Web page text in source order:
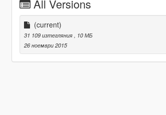
All Versions
(current)
31 109 изтегляния
, 10 МБ
26 ноември 2015